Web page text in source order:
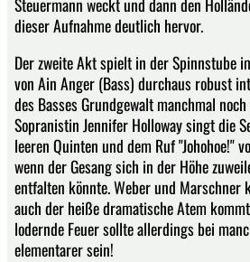
dieser Aufnahme deutlich hervor.
Der zweite Akt spielt in der Spinnstube
von Ain Anger (Bass) durchaus robust
des Basses Grundgewalt manchmal
Sopranistin Jennifer Holloway singt die
leeren Quinten und dem Ruf "Johohoe!"
wenn der Gesang sich in der Höhe
entfalten könnte. Weber und Marschner
auch der heiße dramatische Atem
lodernde Feuer sollte allerdings bei
elementarer sein!